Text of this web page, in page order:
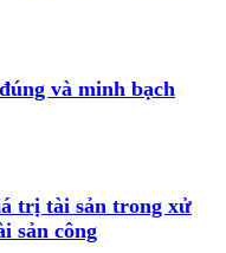
và minh bạch
trị tài sản trong xử
sản công